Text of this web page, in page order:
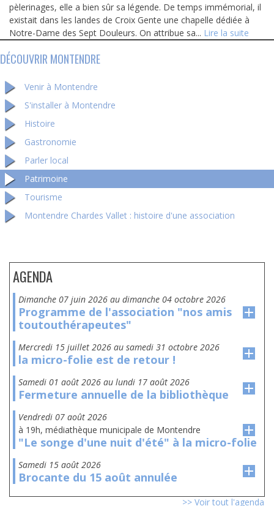
pèlerinages, elle a bien sûr sa légende. De temps immémorial, il
existait dans les landes de Croix Gente une chapelle dédiée à
Notre-Dame des Sept Douleurs. On attribue sa... Lire la suite
DÉCOUVRIR MONTENDRE
Venir à Montendre
S'installer à Montendre
Histoire
Gastronomie
Parler local
Patrimoine
Tourisme
Montendre Chardes Vallet : histoire d'une association
AGENDA
dimanche 07 juin 2026 au dimanche 04 octobre 2026
Programme de l'association "nos amis
toutouthérapeutes"
mercredi 15 juillet 2026 au samedi 31 octobre 2026
la micro-folie est de retour !
samedi 01 août 2026 au lundi 17 août 2026
Fermeture annuelle de la bibliothèque
vendredi 07 août 2026
à 19h, médiathèque municipale de Montendre
"Le songe d'une nuit d'été" à la micro-folie
samedi 15 août 2026
Brocante du 15 août annulée
>> Voir tout l'agenda